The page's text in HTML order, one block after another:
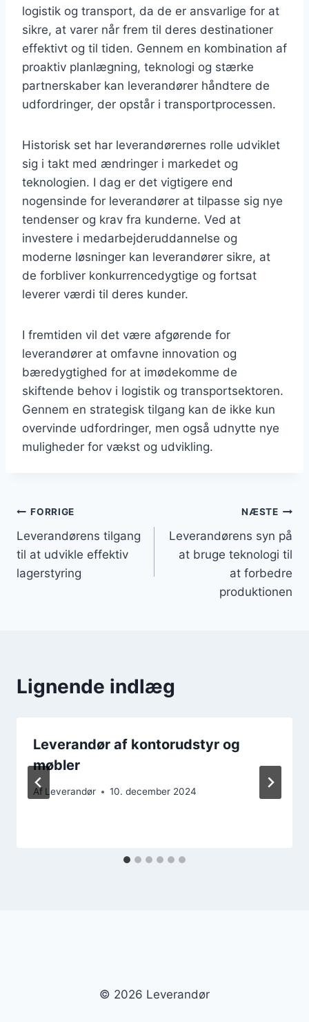
logistik og transport, da de er ansvarlige for at
sikre, at varer når frem til deres destinationer
effektivt og til tiden. Gennem en kombination af
proaktiv planlægning, teknologi og stærke
partnerskaber kan leverandører håndtere de
udfordringer, der opstår i transportprocessen.
Historisk set har leverandørernes rolle udviklet
sig i takt med ændringer i markedet og
teknologien. I dag er det vigtigere end
nogensinde for leverandører at tilpasse sig nye
tendenser og krav fra kunderne. Ved at
investere i medarbejderuddannelse og
moderne løsninger kan leverandører sikre, at
de forbliver konkurrencedygtige og fortsat
leverer værdi til deres kunder.
I fremtiden vil det være afgørende for
leverandører at omfavne innovation og
bæredygtighed for at imødekomme de
skiftende behov i logistik og transportsektoren.
Gennem en strategisk tilgang kan de ikke kun
overvinde udfordringer, men også udnytte nye
muligheder for vækst og udvikling.
Indlægsnavigation
FORRIGE
Leverandørens tilgang
til at udvikle effektiv
lagerstyring
NÆSTE
Leverandørens syn på
at bruge teknologi til
at forbedre
produktionen
Lignende indlæg
Leverandør af kontorudstyr og
møbler
Af Leverandør 10. december 2024
© 2026 Leverandør